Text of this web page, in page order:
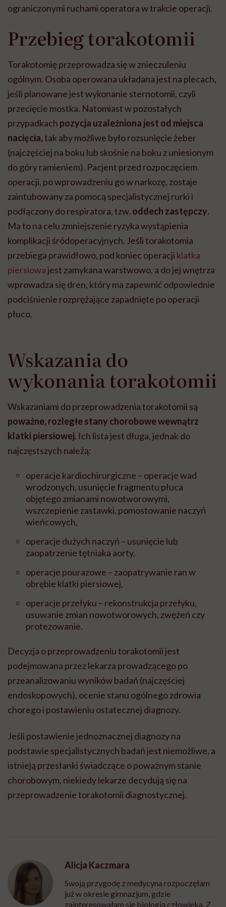
ograniczonymi ruchami operatora w trakcie operacji.
Przebieg torakotomii
Torakotomię przeprowadza się w znieczuleniu
ogólnym. Osoba operowana układana jest na plecach,
jeśli planowane jest wykonanie sternotomii, czyli
przecięcie mostka. Natomiast w pozostałych
przypadkach pozycja uzależniona jest od miejsca
nacięcia,tak aby możliwe było rozsunięcie żeber
(najczęściej na boku lub skośnie na boku z uniesionym
do góry ramieniem). Pacjent przed rozpoczęciem
operacji, po wprowadzeniu go w narkozę, zostaje
zaintubowany za pomocą specjalistycznej rurki i
podłączony do respiratora, tzw. oddech zastępczy.
Ma to na celu zmniejszenie ryzyka wystąpienia
komplikacji śródoperacyjnych. Jeśli torakotomia
przebiega prawidłowo, pod koniec operacji klatka
piersiowajest zamykana warstwowo, a do jej wnętrza
wprowadza się dren, który ma zapewnić odpowiednie
podciśnienie rozprężające zapadnięte po operacji
płuco.
Wskazania do
wykonania torakotomii
Wskazaniami do przeprowadzenia torakotomii są
poważne, rozległe stany chorobowe wewnątrz
klatki piersiowej. Ich lista jest długa, jednak do
najczęstszych należą:
operacje kardiochirurgiczne – operacje wad
wrodzonych, usunięcie fragmentu płuca
objętego zmianami nowotworowymi,
wszczepienie zastawki, pomostowanie naczyń
wieńcowych,
operacje dużych naczyń – usunięcie lub
zaopatrzenie tętniaka aorty,
operacje pourazowe – zaopatrywanie ran w
obrębie klatki piersiowej,
operacje przełyku – rekonstrukcja przełyku,
usuwanie zmian nowotworowych, zwężeń czy
protezowanie.
Decyzja o przeprowadzeniu torakotomii jest
podejmowana przez lekarza prowadzącego po
przeanalizowaniu wyników badań (najczęściej
endoskopowych), ocenie stanu ogólnego zdrowia
chorego i postawieniu ostatecznej diagnozy.
Jeśli postawienie jednoznacznej diagnozy na
podstawie specjalistycznych badań jest niemożliwe, a
istnieją przesłanki świadczące o poważnym stanie
chorobowym, niekiedy lekarze decydują się na
przeprowadzenie torakotomii diagnostycznej.
Alicja Kaczmara
Swoją przygodę z medycyna rozpoczęłam
już w okresie gimnazjum, gdzie
zainteresowałam się biologią człowieka. Z